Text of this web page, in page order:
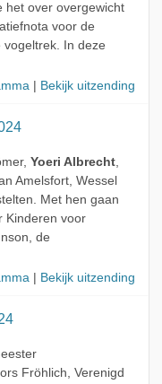
het over overgewicht
voor de
In deze
Bekijk uitzending
Yoeri Albrecht,
Amelsfort, Wessel
Met hen gaan
Kinderen voor
de
Bekijk uitzending
Fröhlich, Verenigd